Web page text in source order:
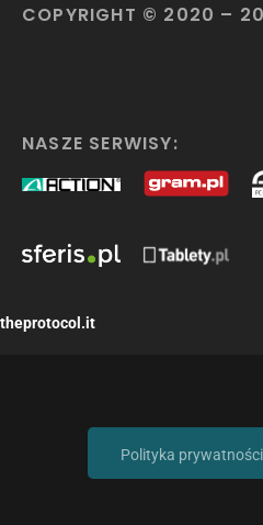
COPYRIGHT © 2020 –
NASZE SERWISY:
theprotocol.it
Polityka prywatności